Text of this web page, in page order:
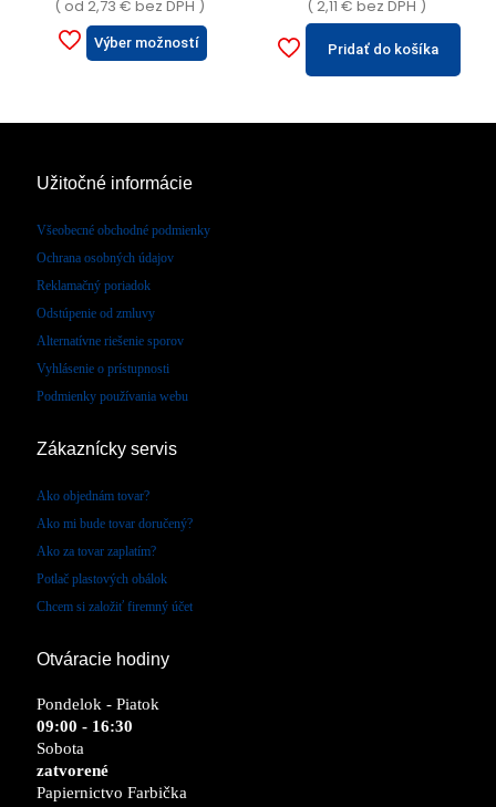
( od 2,73 € bez DPH )
Výber možností
( 2,11 € bez DPH )
Pridať do košíka
Užitočné informácie
Všeobecné obchodné podmienky
Ochrana osobných údajov
Reklamačný poriadok
Odstúpenie od zmluvy
Alternatívne riešenie sporov
Vyhlásenie o prístupnosti
Podmienky používania webu
Zákaznícky servis
Ako objednám tovar?
Ako mi bude tovar doručený?
Ako za tovar zaplatím?
Potlač plastových obálok
Chcem si založiť firemný účet
Otváracie hodiny
Pondelok - Piatok
09:00 - 16:30
Sobota
zatvorené
Papiernictvo Farbička